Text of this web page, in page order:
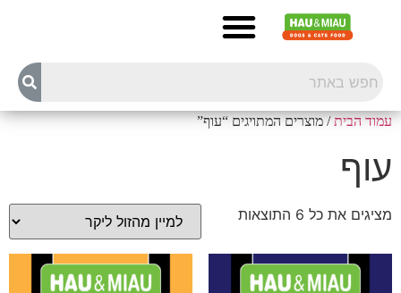
עמוד הבית/ מוצרים המתויגים “עוף”
עוף
מציגים את כל ⁦6⁩ התוצאות